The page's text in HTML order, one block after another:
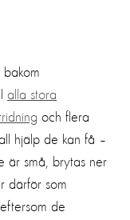
alla stora
och flera
hjälp de kan få –
är små, brytas ner
därför som
de